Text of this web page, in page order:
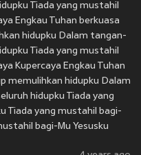
Tiada yang mustahil
Engkau Tuhan berkuasa
hidupku Dalam tangan-
Tiada yang mustahil
Kupercaya Engkau Tuhan
memulihkan hidupku Dalam
hidupku Tiada yang
Tiada yang mustahil bagi-
bagi-Mu Yesusku